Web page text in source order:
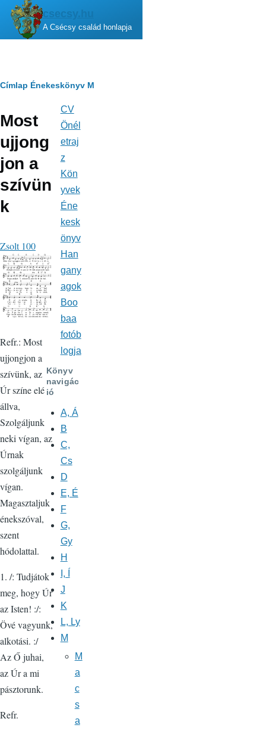
Ugrás a tartalomra
csecsy.hu
A Csécsy család honlapja
Morzsa
Címlap Énekeskönyv M
Most
ujjong
jon a
szívün
k
Zsolt 100
Refr.: Most
ujjongjon a
szívünk, az
Úr színe elé
állva,
Szolgáljunk
neki vígan, az
Úrnak
szolgáljunk
vígan.
Magasztaljuk
énekszóval,
szent
hódolattal.
1. /: Tudjátok
meg, hogy Úr
az Isten! :/:
Övé vagyunk,
alkotási. :/
Az Ő juhai,
az Úr a mi
pásztorunk.
Refr.
navigáció
CV
Önél
etraj
z
Kön
yvek
Éne
kesk
önyv
Han
gany
agok
Boo
baa
fotób
logja
Könyv
navigác
ió
A, Á
B
C,
Cs
D
E, É
F
G,
Gy
H
I, Í
J
K
L, Ly
M
M
a
c
s
a